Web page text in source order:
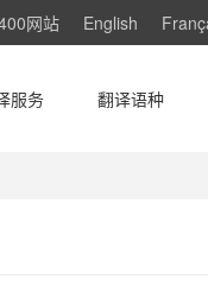
网站 English
服务 翻译语种